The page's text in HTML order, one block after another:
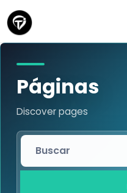
Páginas
Discover pages